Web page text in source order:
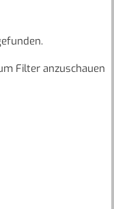
Filter anzuschauen